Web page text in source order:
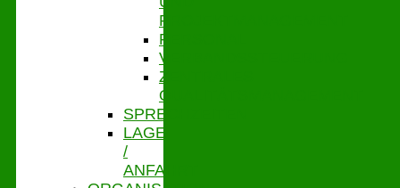
PROJEKTMANAGEMENT
PERSONAL
VERBANDSSTEUERUNG
ZENTRALES
QUALITÄTSMANAGEMENT
SPRECHZEITEN
LAGE
/
ANFAHRT